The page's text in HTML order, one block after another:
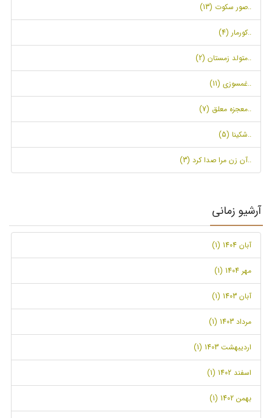
..صور سکوت (13)
..کورمار (4)
..متولد زمستان (2)
..غمسوزی (11)
..معجزه معلق (7)
..شکینا (5)
..آن زن مرا صدا کرد (3)
آرشیو زمانی
آبان 1404 (1)
مهر 1404 (1)
آبان 1403 (1)
مرداد 1403 (1)
اردیبهشت 1403 (1)
اسفند 1402 (1)
بهمن 1402 (1)